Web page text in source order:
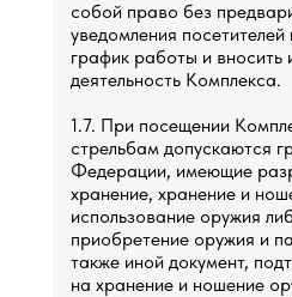
собой право без
уведомления
график работы и вносить
деятельность Комплекса.
1.7. При посещении
стрельбам допускаются
Федерации, имеющие
хранение, хранение и
использование оружия
приобретение оружия и
также иной документ,
на хранение и ношение